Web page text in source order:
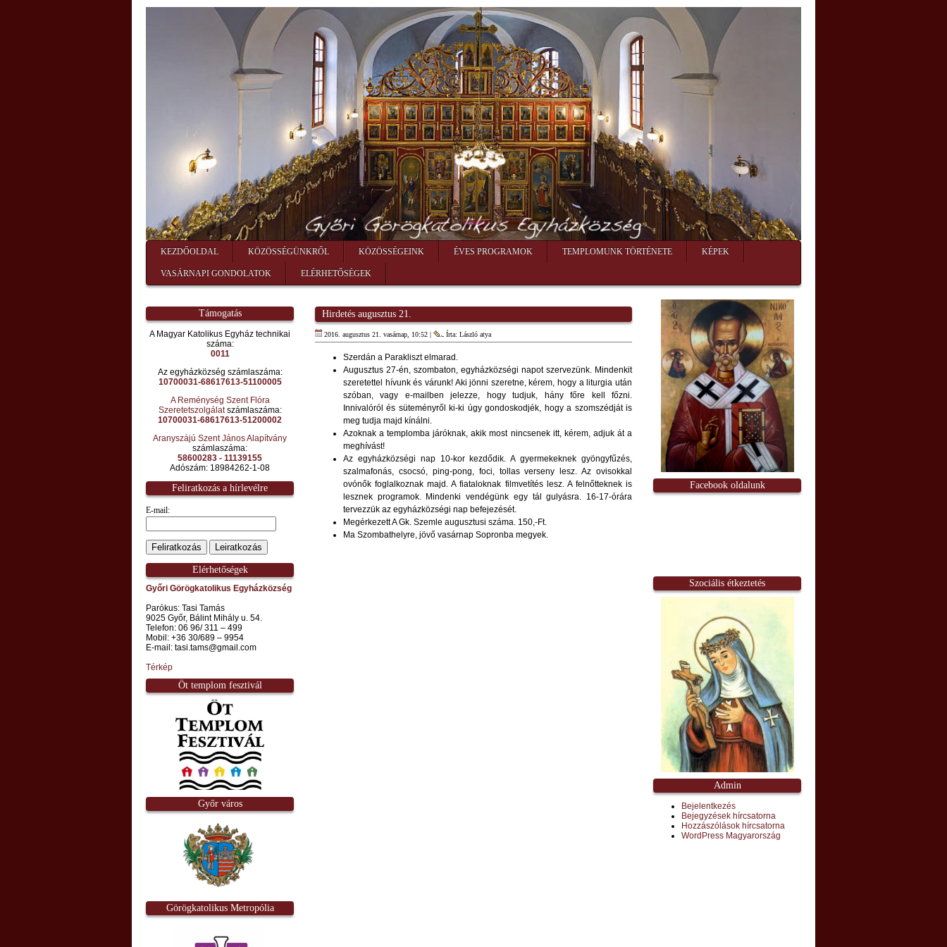
KEZDŐOLDAL KÖZÖSSÉGÜNKRŐL KÖZÖSSÉGEINK ÉVES PROGRAMOK TEMPLOMUNK TÖRTÉNETE KÉPEK
VASÁRNAPI GONDOLATOK ELÉRHETŐSÉGEK
Támogatás
A Magyar Katolikus Egyház technikai
száma:
0011
Az egyházközség számlaszáma:
10700031-68617613-51100005
A Reménység Szent Flóra
Szeretetszolgálatszámlaszáma:
10700031-68617613-51200002
Aranyszájú Szent János Alapítvány
számlaszáma:
58600283 - 11139155
Adószám: 18984262-1-08
Feliratkozás a hírlevélre
E-mail:
Elérhetőségek
Győri Görögkatolikus Egyházközség
Parókus: Tasi Tamás
9025 Győr, Bálint Mihály u. 54.
Telefon: 06 96/ 311 – 499
Mobil: +36 30/689 – 9954
E-mail: tasi.tams@gmail.com
Térkép
Öt templom fesztivál
Győr város
Görögkatolikus Metropólia
Hirdetés augusztus 21.
2016. augusztus 21. vasárnap, 10:52 | Írta: László atya
Szerdán a Parakliszt elmarad.
Augusztus 27-én, szombaton, egyházközségi napot szervezünk. Mindenkit
szeretettel hívunk és várunk! Aki jönni szeretne, kérem, hogy a liturgia után
szóban, vagy e-mailben jelezze, hogy tudjuk, hány főre kell főzni.
Innivalóról és süteményről ki-ki úgy gondoskodjék, hogy a szomszédját is
meg tudja majd kínálni.
Azoknak a templomba járóknak, akik most nincsenek itt, kérem, adjuk át a
meghívást!
Az egyházközségi nap 10-kor kezdődik. A gyermekeknek gyöngyfűzés,
szalmafonás, csocsó, ping-pong, foci, tollas verseny lesz. Az ovisokkal
ovónők foglalkoznak majd. A fiataloknak filmvetítés lesz. A felnőtteknek is
lesznek programok. Mindenki vendégünk egy tál gulyásra. 16-17-órára
tervezzük az egyházközségi nap befejezését.
Megérkezett A Gk. Szemle augusztusi száma. 150,-Ft.
Ma Szombathelyre, jövő vasárnap Sopronba megyek.
Facebook oldalunk
Szociális étkeztetés
Admin
Bejelentkezés
Bejegyzések hírcsatorna
Hozzászólások hírcsatorna
WordPress Magyarország